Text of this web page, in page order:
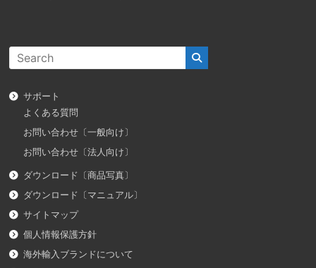
サポート
よくある質問
お問い合わせ〔一般向け〕
お問い合わせ〔法人向け〕
ダウンロード〔商品写真〕
ダウンロード〔マニュアル〕
サイトマップ
個人情報保護方針
海外輸入ブランドについて